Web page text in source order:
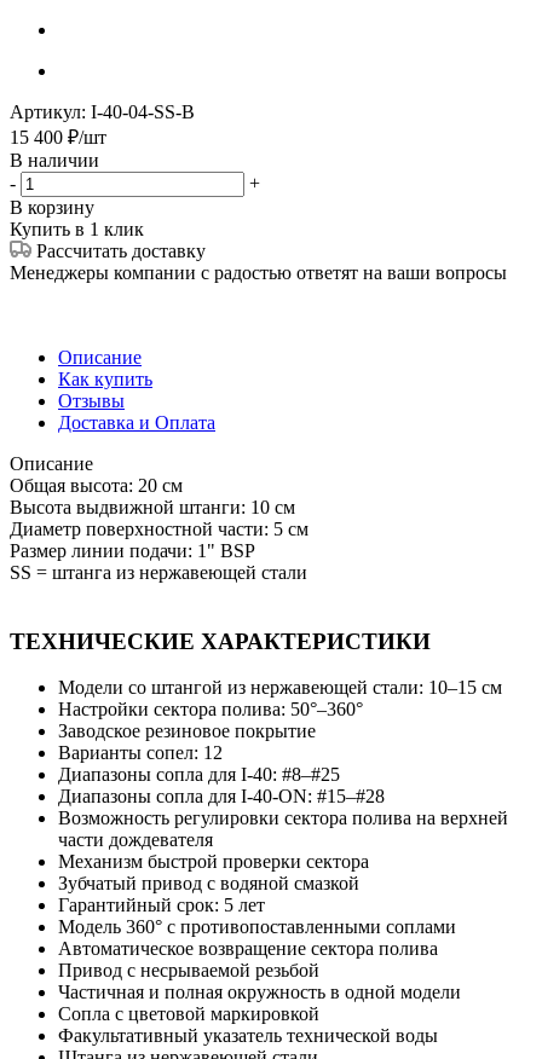
Артикул: I-40-04-SS-B
15 400 ₽/шт
В наличии
-
+
В корзину
Купить в 1 клик
Рассчитать доставку
Менеджеры компании с радостью ответят на ваши вопросы
Описание
Как купить
Отзывы
Доставка и Оплата
Описание
Общая высота: 20 см
Высота выдвижной штанги: 10 см
Диаметр поверхностной части: 5 см
Размер линии подачи: 1" BSP
SS = штанга из нержавеющей стали
ТЕХНИЧЕСКИЕ ХАРАКТЕРИСТИКИ
Модели со штангой из нержавеющей стали: 10–15 см
Настройки сектора полива: 50°–360°
Заводское резиновое покрытие
Варианты сопел: 12
Диапазоны сопла для I-40: #8–#25
Диапазоны сопла для I-40-ON: #15–#28
Возможность регулировки сектора полива на верхней
части дождевателя
Механизм быстрой проверки сектора
Зубчатый привод с водяной смазкой
Гарантийный срок: 5 лет
Модель 360° с противопоставленными соплами
Автоматическое возвращение сектора полива
Привод с несрываемой резьбой
Частичная и полная окружность в одной модели
Сопла с цветовой маркировкой
Факультативный указатель технической воды